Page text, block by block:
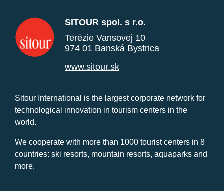
SITOUR spol. s r.o.
Terézie Vansovej 10
974 01 Banská Bystrica
www.sitour.sk
Sitour International is the largest corporate network for
technological innovation in tourism centers in the
world.
We cooperate with more than 1000 tourist centers in 8
countries: ski resorts, mountain resorts, aquaparks and
more.